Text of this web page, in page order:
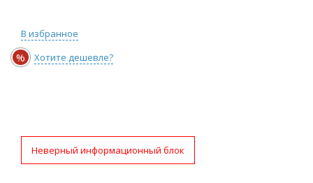
В избранное
% Хотите дешевле?
Неверный информационный блок